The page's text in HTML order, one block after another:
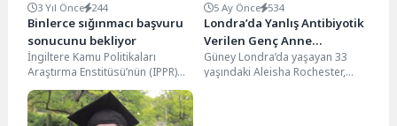
3 Yıl Önce 244
Binlerce sığınmacı başvuru
sonucunu bekliyor
İngiltere Kamu Politikaları
Araştırma Enstitüsü’nün (IPPR)
hazırladığı rapor, İngiltere’deki
sığınma başvuru sisteminde
çözüm bekleyen 130...
5 Ay Önce 534
Londra’da Yanlış Antibiyotik
Verilen Genç Anne
Sepsisten Hayatını Kaybetti
Güney Londra’da yaşayan 33
yaşındaki Aleisha Rochester,